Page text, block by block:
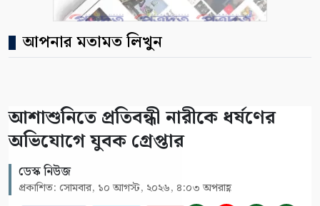
আপনার মতামত লিখুন
আশাশুনিতে প্রতিবন্ধী নারীকে ধর্ষণের
অভিযোগে যুবক গ্রেপ্তার
ডেস্ক নিউজ
প্রকাশিত: সোমবার, ১০ আগস্ট, ২০২৬, ৪:০৩ অপরাহ্ণ